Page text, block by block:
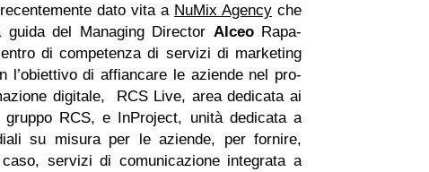
dato vita a NuMix Agency che
guida del Mana­ging Direc­tor AlceoRapa­
di com­pe­tenza di ser­vizi di mar­ke­ting
l’obiettivo di affian­care le aziende nel pro­
digi­tale, RCS Live, area dedi­cata ai
RCS, e InPro­ject, unità dedi­cata a
su misura per le aziende, per for­nire,
ser­vizi di comu­ni­ca­zione inte­grata a